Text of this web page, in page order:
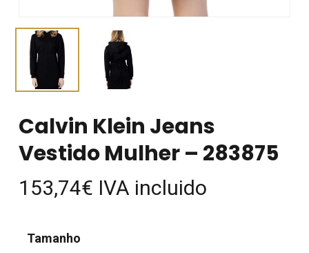
Calvin Klein Jeans
Vestido Mulher – 283875
153,74€ IVA incluido
Tamanho